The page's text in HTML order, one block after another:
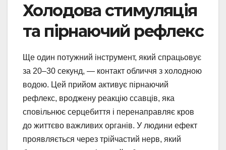
Холодова стимуляція
та пірнаючий рефлекс
Ще один потужний інструмент, який спрацьовує
за 20–30 секунд, — контакт обличчя з холодною
водою. Цей прийом активує пірнаючий
рефлекс, вроджену реакцію ссавців, яка
сповільнює серцебиття і перенаправляє кров
до життєво важливих органів. У людини ефект
проявляється через трійчастий нерв, який